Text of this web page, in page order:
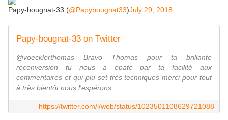
Papy-bougnat-33 (@Papybougnat33)July 29, 2018
Papy-bougnat-33 on Twitter
@voecklerthomas Bravo Thomas pour ta brillante
reconversion tu nous a épaté par ta facilité aux
commentaires et qui plu-set très techniques merci pour tout
à très bientôt nous l'espérons............
https://twitter.com/i/web/status/1023501108629721088